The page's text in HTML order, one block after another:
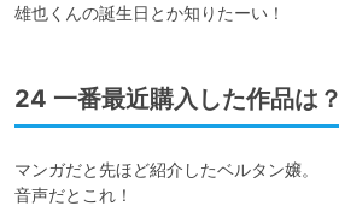
雄也くんの誕生日とか知りたーい！
24 一番最近購入した作品は？
マンガだと先ほど紹介したベルタン嬢。
音声だとこれ！